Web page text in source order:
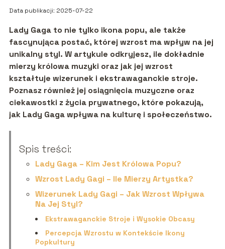
Data publikacji: 2025-07-22
Lady Gaga to nie tylko ikona popu, ale także
fascynująca postać, której wzrost ma wpływ na jej
unikalny styl. W artykule odkryjesz, ile dokładnie
mierzy królowa muzyki oraz jak jej wzrost
kształtuje wizerunek i ekstrawaganckie stroje.
Poznasz również jej osiągnięcia muzyczne oraz
ciekawostki z życia prywatnego, które pokazują,
jak Lady Gaga wpływa na kulturę i społeczeństwo.
Spis treści:
Lady Gaga – Kim Jest Królowa Popu?
Wzrost Lady Gagi – Ile Mierzy Artystka?
Wizerunek Lady Gagi – Jak Wzrost Wpływa
Na Jej Styl?
Ekstrawaganckie Stroje i Wysokie Obcasy
Percepcja Wzrostu w Kontekście Ikony
Popkultury